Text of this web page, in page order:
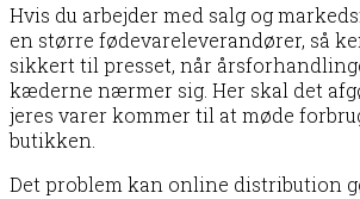
Hvis du arbejder med salg og
en større fødevareleverandører, så
sikkert til presset, når
kæderne nærmer sig. Her skal det
jeres varer kommer til at møde
butikken.
Det problem kan online distribution